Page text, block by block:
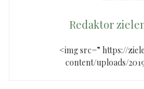
Redaktor
<img src=” https://
content/uploads/